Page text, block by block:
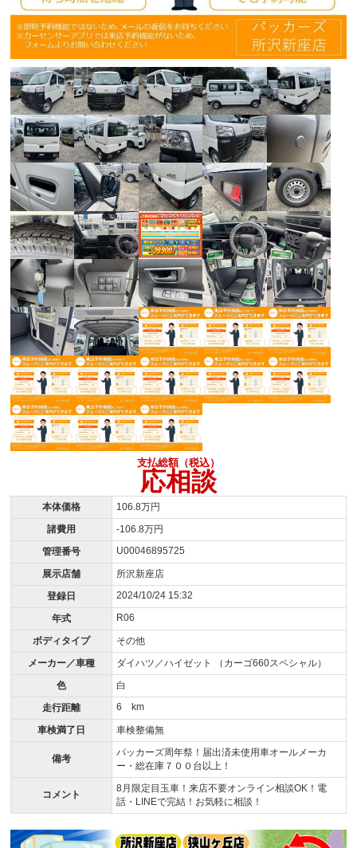
支払総額（税込）
応相談
本体価格
106.8万円
諸費用
-106.8万円
管理番号
U00046895725
展示店舗
所沢新座店
登録日
2024/10/24 15:32
年式 R06
ボディタイプ
その他
メーカー／車種
ダイハツ／ハイゼット （カーゴ660スペシャル）
色
白
走行距離
6 km
車検満了日 車検整備無
備考
パッカーズ周年祭！届出済未使用車オールメーカ
ー・総在庫７００台以上！
コメント
8月限定目玉車！来店不要オンライン相談OK！電
話・LINEで完結！お気軽に相談！